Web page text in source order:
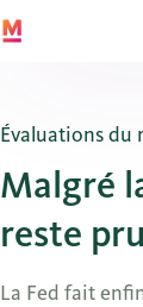
Évaluations du
Malgré
reste
La Fed fait